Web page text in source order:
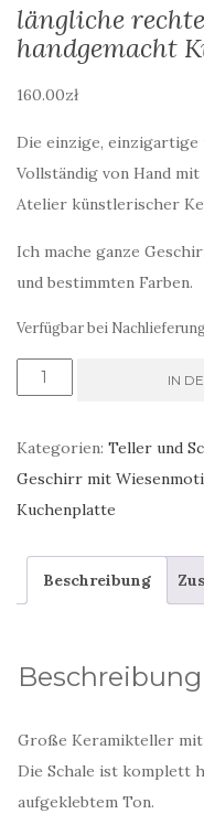
längliche
handgemacht
160.00zł
Die einzige,
Vollständig von Hand
Atelier künstlerischer
Ich mache ganze
und bestimmten Farben.
Verfügbar bei
längliche
IN
Kategorien: Teller und
Geschirr mit
Kuchenplatte
Beschreibung
Beschreibung
Große Keramikteller mit
Die Schale ist komplett
aufgeklebtem Ton.